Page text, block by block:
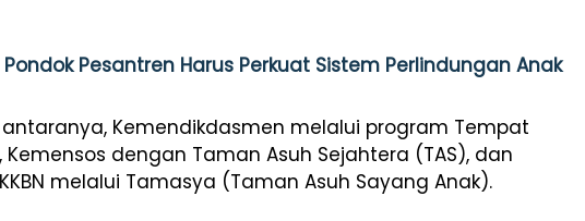
Pondok Pesantren Harus Perkuat Sistem Perlindungan Anak
Kemendikdasmen melalui program Tempat
Kemensos dengan Taman Asuh Sejahtera (TAS), dan
melalui Tamasya (Taman Asuh Sayang Anak).